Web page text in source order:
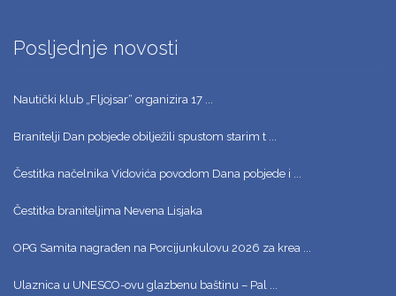
Posljednje novosti
Nautički klub „Fljojsar“ organizira 17 ...
Branitelji Dan pobjede obilježili spustom starim t ...
Čestitka načelnika Vidovića povodom Dana pobjede i ...
Čestitka braniteljima Nevena Lisjaka
OPG Samita nagrađen na Porcijunkulovu 2026 za krea ...
Ulaznica u UNESCO-ovu glazbenu baštinu – Pal ...